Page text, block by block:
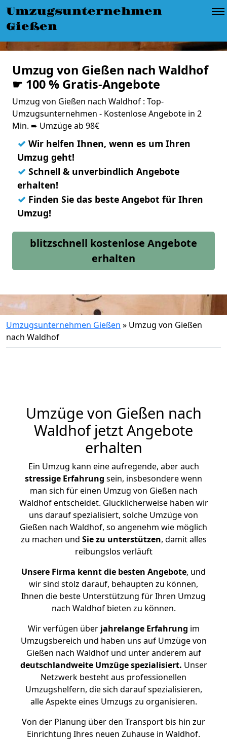
Umzugsunternehmen
Gießen
Umzug von Gießen nach Waldhof
☛ 100 % Gratis-Angebote
Umzug von Gießen nach Waldhof : Top-
Umzugsunternehmen - Kostenlose Angebote in 2
Min. ➨ Umzüge ab 98€
✓ Wir helfen Ihnen, wenn es um Ihren
Umzug geht!
✓ Schnell & unverbindlich Angebote
erhalten!
✓ Finden Sie das beste Angebot für Ihren
Umzug!
blitzschnell kostenlose Angebote
erhalten
Umzugsunternehmen Gießen » Umzug von Gießen
nach Waldhof
Umzüge von Gießen nach
Waldhof jetzt Angebote
erhalten
Ein Umzug kann eine aufregende, aber auch
stressige Erfahrung sein, insbesondere wenn
man sich für einen Umzug von Gießen nach
Waldhof entscheidet. Glücklicherweise haben wir
uns darauf spezialisiert, solche Umzüge von
Gießen nach Waldhof, so angenehm wie möglich
zu machen und Sie zu unterstützen, damit alles
reibungslos verläuft
Unsere Firma kennt die besten Angebote, und
wir sind stolz darauf, behaupten zu können,
Ihnen die beste Unterstützung für Ihren Umzug
nach Waldhof bieten zu können.
Wir verfügen überjahrelange Erfahrung im
Umzugsbereich und haben uns auf Umzüge von
Gießen nach Waldhof und unter anderem auf
deutschlandweite Umzüge spezialisiert. Unser
Netzwerk besteht aus professionellen
Umzugshelfern, die sich darauf spezialisieren,
alle Aspekte eines Umzugs zu organisieren.
Von der Planung über den Transport bis hin zur
Einrichtung Ihres neuen Zuhause in Waldhof.